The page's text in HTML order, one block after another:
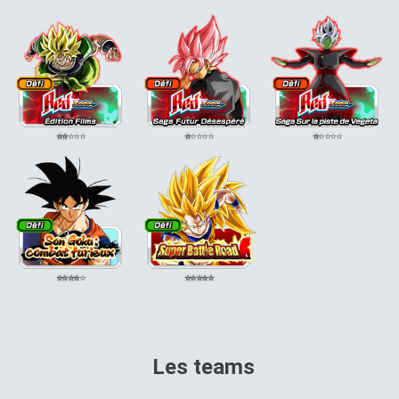
⭐⭐⭐⭐⭐ ⭐⭐⭐⭐⭐ ⭐⭐⭐⭐⭐
⭐⭐⭐⭐⭐ ⭐⭐⭐⭐⭐
Les teams